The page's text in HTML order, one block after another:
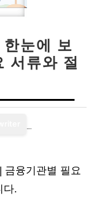
눈에 보
서류와 절
금융기관별 필요
다.